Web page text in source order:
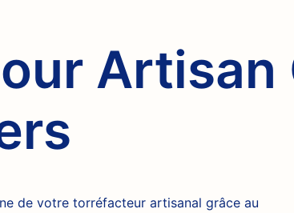
de votre torréfacteur artisanal grâce au